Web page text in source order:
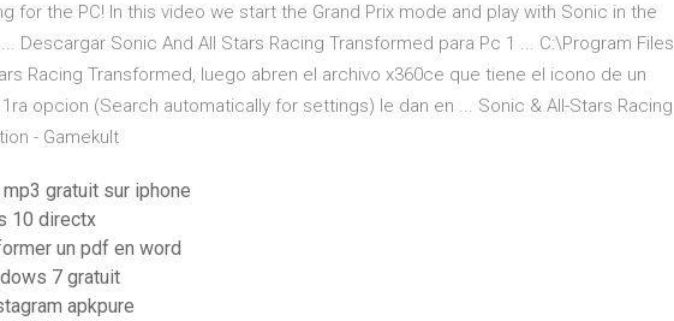
for the PC! In this video we start the Grand Prix mode and play with Sonic in the
Descargar Sonic And All Stars Racing Transformed para Pc 1 ... C:\Program Files
Racing Transformed, luego abren el archivo x360ce que tiene el icono de un
opcion (Search automatically for settings) le dan en ... Sonic & All-Stars Racing
- Gamekult
gratuit sur iphone
10 directx
un pdf en word
7 gratuit
apkpure